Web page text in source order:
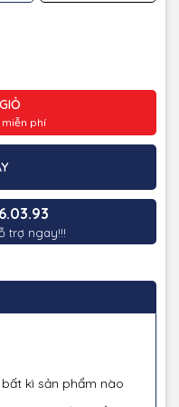
phí
trợ ngay!!!
kì sản phẩm nào